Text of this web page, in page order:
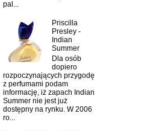
pal...
Priscilla
Presley -
Indian
Summer
Dla osób
dopiero
rozpoczynających przygodę
z perfumami podam
informację, iż zapach Indian
Summer nie jest już
dostępny na rynku. W 2006
ro...